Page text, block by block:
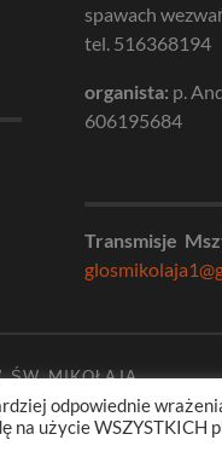
spawach
tel. 516368194
organista: p.
606195684
Transmisje
ŚW. MIKOŁAJA
odpowiednie
na użycie WSZYSTKICH